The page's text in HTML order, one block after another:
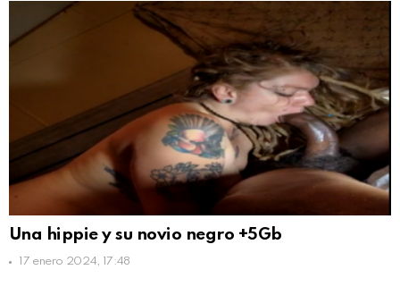
Una hippie y su novio negro +5Gb
17 enero 2024, 17:48